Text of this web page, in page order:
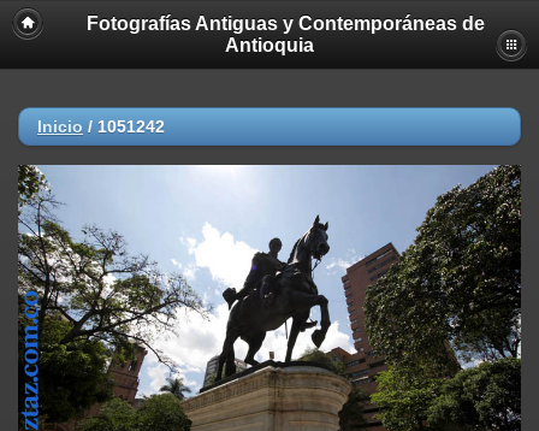
Fotografías Antiguas y Contemporáneas de
Antioquia
Inicio / 1051242